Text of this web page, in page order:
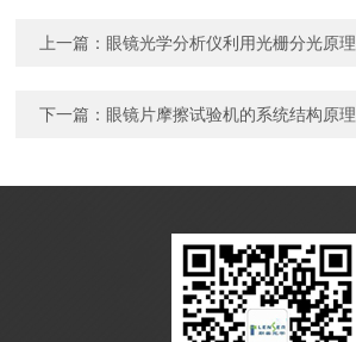
上一篇： 眼镜光学分析仪利用光栅分光原理
下一篇： 眼镜片摩擦试验机的系统结构原理